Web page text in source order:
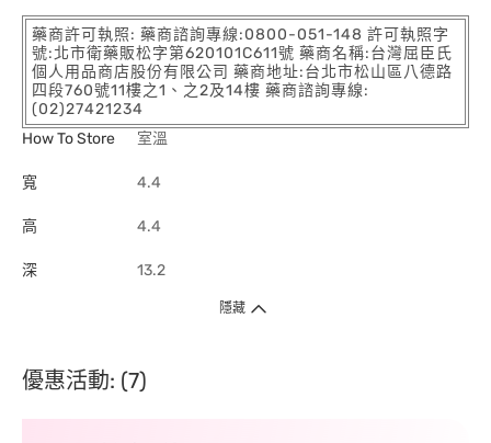
藥商許可執照: 藥商諮詢專線:0800-051-148 許可執照字
號:北市衛藥販松字第620101C611號 藥商名稱:台灣屈臣氏
個人用品商店股份有限公司 藥商地址:台北市松山區八德路
四段760號11樓之1、之2及14樓 藥商諮詢專線:
(02)27421234
How To Store
室溫
寬 4.4
高 4.4
深 13.2
隱藏
優惠活動: (7)